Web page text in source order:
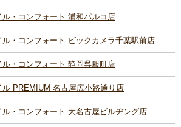
・コンフォート 浦和パルコ店
・コンフォート ビックカメラ千葉駅前店
・コンフォート 静岡呉服町店
PREMIUM 名古屋広小路通り店
・コンフォート 大名古屋ビルヂング店